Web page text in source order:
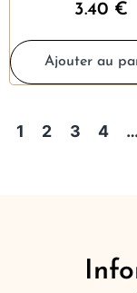
3.40 €
Ajouter au
1 2 3 4 …